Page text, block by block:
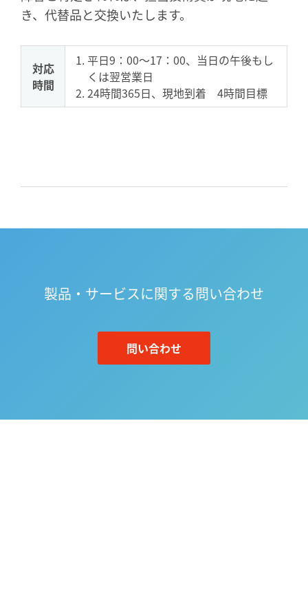
き、代替品と交換いたします。
対応
時間
平日9：00～17：00、当日の午後もし
くは翌営業日
24時間365日、現地到着 4時間目標
製品・サービスに関する問い合わせ
問い合わせ